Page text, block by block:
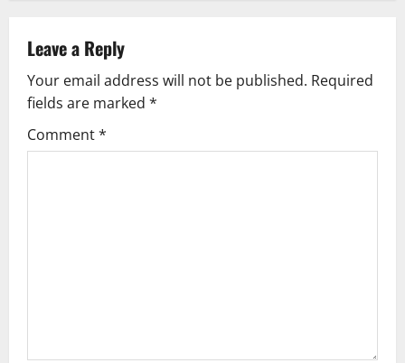
v
i
g
Leave a Reply
Your email address will not be published. Required
fields are marked *
Comment*